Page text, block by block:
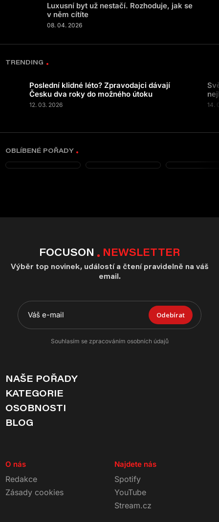
Luxusní byt už nestačí. Rozhoduje, jak se
v něm cítíte
08. 04. 2026
TRENDING
Poslední klidné léto? Zpravodajci dávají
Česku dva roky do možného útoku
12. 03. 2026 14.
OBLÍBENÉ POŘADY
FOCUSON NEWSLETTER
Výběr top novinek, událostí a čtení pravidelně na váš
email.
Odebírat
Souhlasím se zpracováním osobních údajů
NAŠE POŘADY
KATEGORIE
OSOBNOSTI
BLOG
O nás
Redakce
Zásady cookies
Najdete nás
Spotify
YouTube
Stream.cz